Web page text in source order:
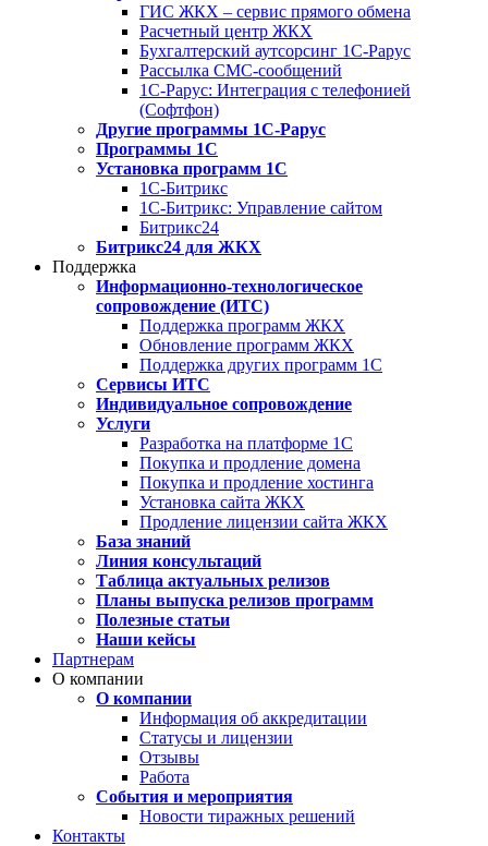
ГИС ЖКХ – сервис прямого обмена
Расчетный центр ЖКХ
Бухгалтерский аутсорсинг 1С-Рарус
Рассылка СМС-сообщений
1С-Рарус: Интеграция с телефонией
(Софтфон)
Другие программы 1С-Рарус
Программы 1С
Установка программ 1С
1С-Битрикс
1С-Битрикс: Управление сайтом
Битрикс24
Битрикс24 для ЖКХ
Поддержка
Информационно-технологическое
сопровождение (ИТС)
Поддержка программ ЖКХ
Обновление программ ЖКХ
Поддержка других программ 1С
Сервисы ИТС
Индивидуальное сопровождение
Услуги
Разработка на платформе 1С
Покупка и продление домена
Покупка и продление хостинга
Установка сайта ЖКХ
Продление лицензии сайта ЖКХ
База знаний
Линия консультаций
Таблица актуальных релизов
Планы выпуска релизов программ
Полезные статьи
Наши кейсы
Партнерам
О компании
О компании
Информация об аккредитации
Статусы и лицензии
Отзывы
Работа
События и мероприятия
Новости тиражных решений
Контакты